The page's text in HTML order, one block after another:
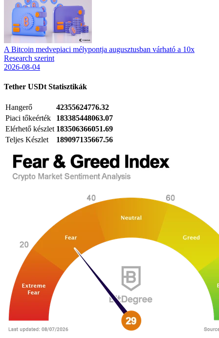
A Bitcoin medvepiaci mélypontja augusztusban várható a 10x
Research szerint
2026-08-04
Tether USDt Statisztikák
Hangerő
42355624776.32
Piaci tőkeérték
183385448063.07
Elérhető készlet 183506366051.69
Teljes Készlet
189097135667.56